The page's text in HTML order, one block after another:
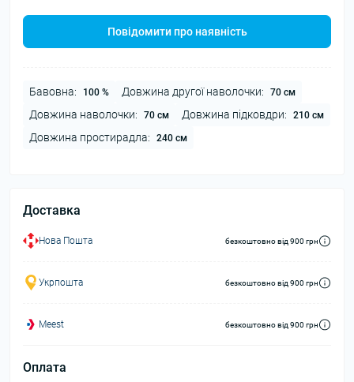
Повідомити про наявність
Бавовна: 100 % Довжина другої наволочки: 70 см
Довжина наволочки: 70 см Довжина підковдри: 210 см
Довжина простирадла: 240 см
Доставка
Нова Пошта безкоштовно від 900 грн
Укрпошта безкоштовно від 900 грн
Meest безкоштовно від 900 грн
Оплата